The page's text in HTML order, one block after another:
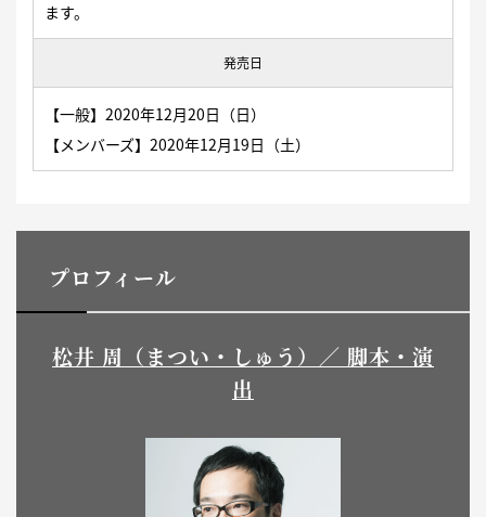
ます。
発売日
【一般】 2020年12月20日（日）
【メンバーズ】2020年12月19日（土）
プロフィール
松井 周（まつい・しゅう）／ 脚本・演
出